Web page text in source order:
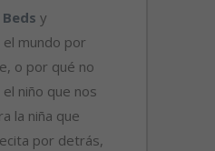
y
mundo por
o por qué no
niño que nos
la niña que
por detrás,